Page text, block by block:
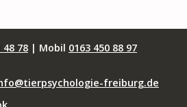
48 78 | Mobil 0163 450 88 97
freiburg.de